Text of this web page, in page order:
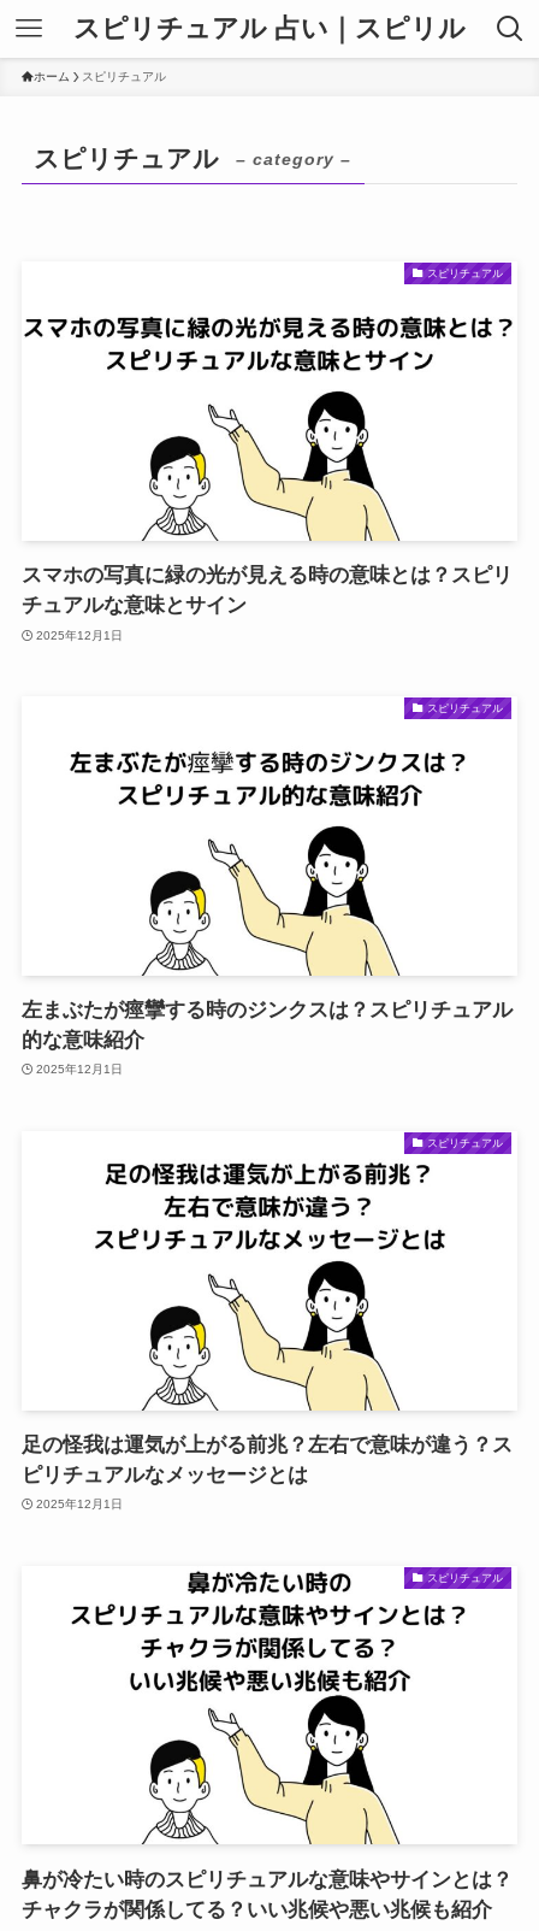
スピリチュアル 占い｜スピリル
ホーム スピリチュアル
スピリチュアル – category –
スピリチュアル
スマホの写真に緑の光が見える時の意味とは？スピリ
チュアルな意味とサイン
2025年12月1日
スピリチュアル
左まぶたが痙攣する時のジンクスは？スピリチュアル
的な意味紹介
2025年12月1日
スピリチュアル
足の怪我は運気が上がる前兆？左右で意味が違う？ス
ピリチュアルなメッセージとは
2025年12月1日
スピリチュアル
鼻が冷たい時のスピリチュアルな意味やサインとは？
チャクラが関係してる？いい兆候や悪い兆候も紹介